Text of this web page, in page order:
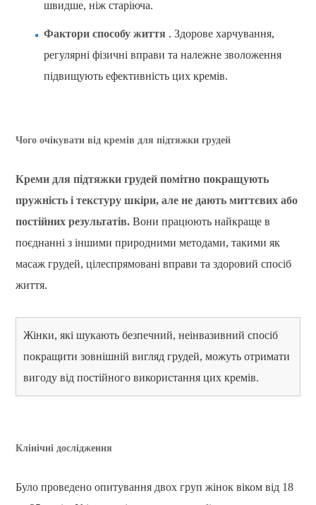
швидше, ніж старіюча.
Фактори способу життя . Здорове харчування,
регулярні фізичні вправи та належне зволоження
підвищують ефективність цих кремів.
Чого очікувати від кремів для підтяжки грудей
Креми для підтяжки грудей помітно покращують
пружність і текстуру шкіри, але не дають миттєвих або
постійних результатів. Вони працюють найкраще в
поєднанні з іншими природними методами, такими як
масаж грудей, цілеспрямовані вправи та здоровий спосіб
життя.
Жінки, які шукають безпечний, неінвазивний спосіб
покращити зовнішній вигляд грудей, можуть отримати
вигоду від постійного використання цих кремів.
Клінічні дослідження
Було проведено опитування двох груп жінок віком від 18